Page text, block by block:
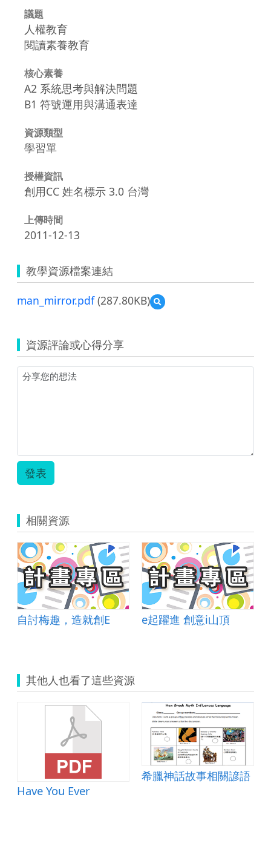
議題
人權教育
閱讀素養教育
核心素養
A2 系統思考與解決問題
B1 符號運用與溝通表達
資源類型
學習單
授權資訊
創用CC 姓名標示 3.0 台灣
上傳時間
2011-12-13
教學資源檔案連結
man_mirror.pdf(287.80KB)
預
覽
資源評論或心得分享
發表
相關資源
自討梅趣，造就創E e起躍進 創意i山頂
其他人也看了這些資源
Have You Ever
希臘神話故事相關諺語